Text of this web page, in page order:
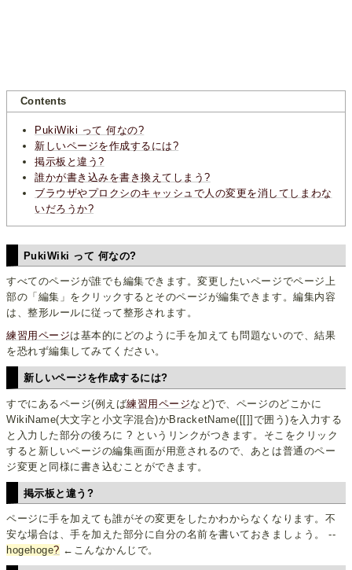
Contents
PukiWiki って 何なの?
新しいページを作成するには?
掲示板と違う?
誰かが書き込みを書き換えてしまう?
ブラウザやプロクシのキャッシュで人の変更を消してしまわな
いだろうか?
PukiWiki って 何なの?
すべてのページが誰でも編集できます。変更したいページでページ上
部の「編集」をクリックするとそのページが編集できます。編集内容
は、整形ルールに従って整形されます。
練習用ページは基本的にどのように手を加えても問題ないので、結果
を恐れず編集してみてください。
新しいページを作成するには?
すでにあるページ(例えば練習用ページなど)で、ページのどこかに
WikiName(大文字と小文字混合)かBracketName([[]]で囲う)を入力する
と入力した部分の後ろに ? というリンクがつきます。そこをクリック
すると新しいページの編集画面が用意されるので、あとは普通のペー
ジ変更と同様に書き込むことができます。
掲示板と違う?
ページに手を加えても誰がその変更をしたかわからなくなります。不
安な場合は、手を加えた部分に自分の名前を書いておきましょう。 --
hogehoge? ←こんなかんじで。